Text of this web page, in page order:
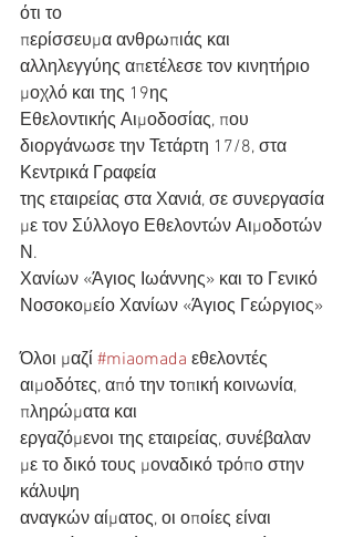
ότι το
περίσσευμα ανθρωπιάς και
αλληλεγγύης απετέλεσε τον κινητήριο
μοχλό και της 19ης
Εθελοντικής Αιμοδοσίας, που
διοργάνωσε την Τετάρτη 17/8, στα
Κεντρικά Γραφεία
της εταιρείας στα Χανιά, σε συνεργασία
με τον Σύλλογο Εθελοντών Αιμοδοτών
Ν.
Χανίων «Άγιος Ιωάννης» και το Γενικό
Νοσοκομείο Χανίων «Άγιος Γεώργιος»
Όλοι μαζί #miaomada εθελοντές
αιμοδότες, από την τοπική κοινωνία,
πληρώματα και
εργαζόμενοι της εταιρείας, συνέβαλαν
με το δικό τους μοναδικό τρόπο στην
κάλυψη
αναγκών αίματος, οι οποίες είναι